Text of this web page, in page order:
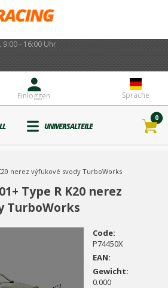
9:00 - 16:00 Uhr
Sprache
Einloggen
UNIVERSALTEILE
0
nerez výfukové svody TurboWorks
Type R K20 nerez
TurboWorks
Code:
P74450X
EAN:
Gewicht:
0.000